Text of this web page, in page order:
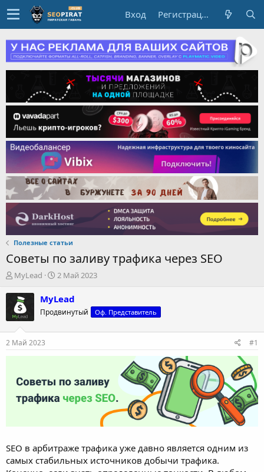
Вход Регистрация
Полезные статьи
Советы по заливу трафика через SEO
А
т
о
р
е
MyLead
Д
т
н
2 Май 2023
MyLead
Продвинутый Оф. Представитель
2 Май 2023 #1
SEO в арбитраже трафика уже давно является одним из
самых стабильных источников добычи трафика.